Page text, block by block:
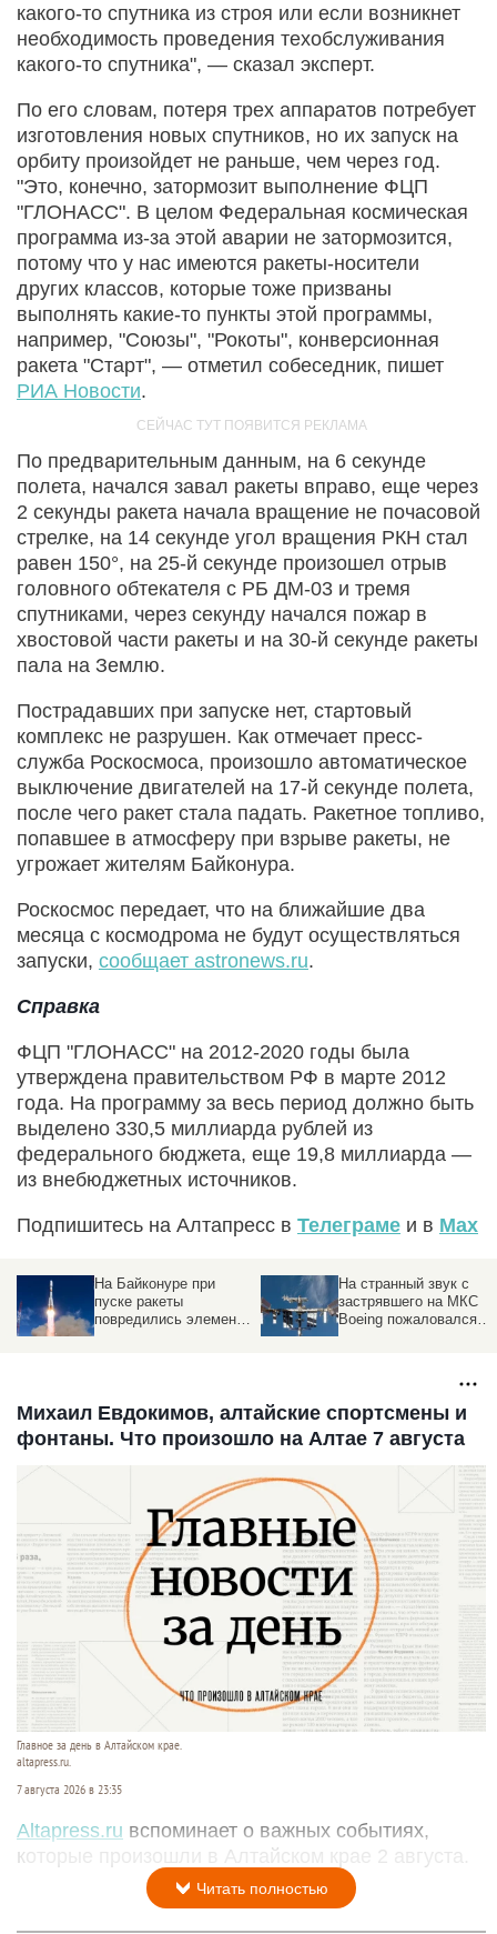
какого-то спутника из строя или если возникнет
необходимость проведения техобслуживания
какого-то спутника", — сказал эксперт.
По его словам, потеря трех аппаратов потребует
изготовления новых спутников, но их запуск на
орбиту произойдет не раньше, чем через год.
"Это, конечно, затормозит выполнение ФЦП
"ГЛОНАСС". В целом Федеральная космическая
программа из-за этой аварии не затормозится,
потому что у нас имеются ракеты-носители
других классов, которые тоже призваны
выполнять какие-то пункты этой программы,
например, "Союзы", "Рокоты", конверсионная
ракета "Старт", — отметил собеседник, пишет
РИА Новости.
По предварительным данным, на 6 секунде
полета, начался завал ракеты вправо, еще через
2 секунды ракета начала вращение не почасовой
стрелке, на 14 секунде угол вращения РКН стал
равен 150°, на 25-й секунде произошел отрыв
головного обтекателя с РБ ДМ-03 и тремя
спутниками, через секунду начался пожар в
хвостовой части ракеты и на 30-й секунде ракеты
пала на Землю.
Пострадавших при запуске нет, стартовый
комплекс не разрушен. Как отмечает пресс-
служба Роскосмоса, произошло автоматическое
выключение двигателей на 17-й секунде полета,
после чего ракет стала падать. Ракетное топливо,
попавшее в атмосферу при взрыве ракеты, не
угрожает жителям Байконура.
Роскосмос передает, что на ближайшие два
месяца с космодрома не будут осуществляться
запуски, сообщает astronews.ru.
Справка
ФЦП "ГЛОНАСС" на 2012-2020 годы была
утверждена правительством РФ в марте 2012
года. На программу за весь период должно быть
выделено 330,5 миллиарда рублей из
федерального бюджета, еще 19,8 миллиарда —
из внебюджетных источников.
Подпишитесь на Алтапресс в Телеграме и в Max
На Байконуре при
пуске ракеты
повредились элементы
На странный звук с
застрявшего на МКС
Boeing пожаловался
Михаил Евдокимов, алтайские спортсмены и
фонтаны. Что произошло на Алтае 7 августа
Главное за день в Алтайском крае.
altapress.ru.
7 августа 2026 в 23:35
Altapress.ru вспоминает о важных событиях,
которые произошли в Алтайском крае 2 августа.
Читать полностью